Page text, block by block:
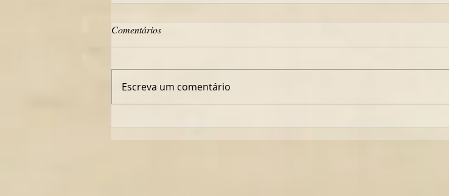
Comentários
Escreva um comentário